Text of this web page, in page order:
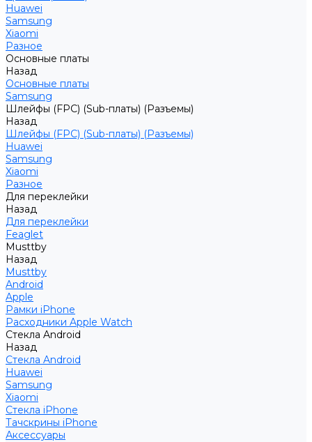
Huawei
Samsung
Xiaomi
Разное
Основные платы
Назад
Основные платы
Samsung
Шлейфы (FPC) (Sub-платы) (Разъемы)
Назад
Шлейфы (FPC) (Sub-платы) (Разъемы)
Huawei
Samsung
Xiaomi
Разное
Для переклейки
Назад
Для переклейки
Feaglet
Musttby
Назад
Musttby
Android
Apple
Рамки iPhone
Расходники Apple Watch
Стекла Android
Назад
Стекла Android
Huawei
Samsung
Xiaomi
Стекла iPhone
Тачскрины iPhone
Аксессуары